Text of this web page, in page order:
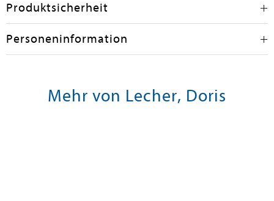
Produktsicherheit
Personeninformation
Mehr von Lecher, Doris